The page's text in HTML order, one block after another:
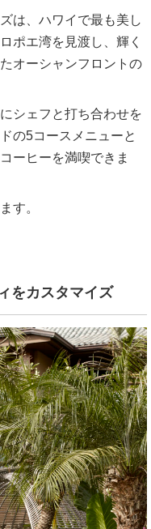
は、ハワイで最も美し
ポエ湾を見渡し、輝く
オーシャンフロントの
シェフと打ち合わせを
の5コースメニューと
ーヒーを満喫できま
す。
をカスタマイズ